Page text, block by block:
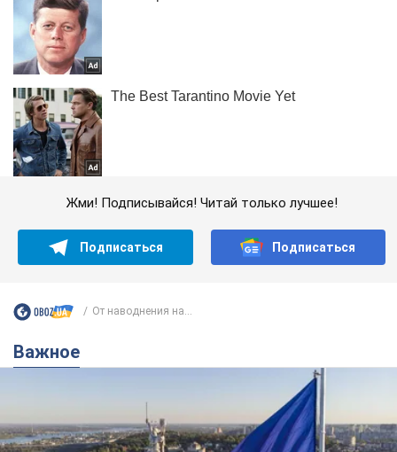
Жми! Подписывайся! Читай только лучшее!
Подписаться Подписаться
От наводнения на...
Важное